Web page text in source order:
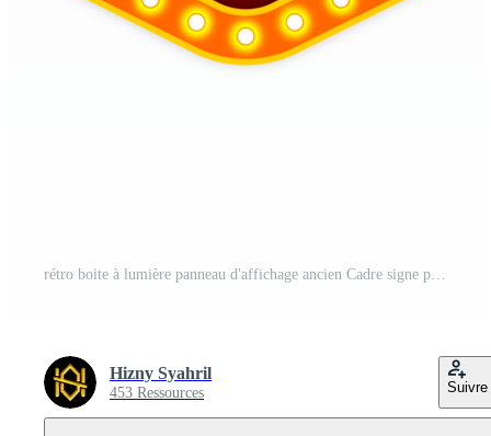
Hizny Syahril
453 Ressources Suivre